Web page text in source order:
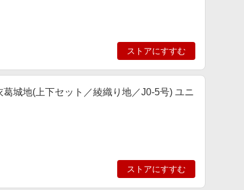
ストアにすすむ
城地(上下セット／綾織り地／J0-5号) ユニ
ストアにすすむ